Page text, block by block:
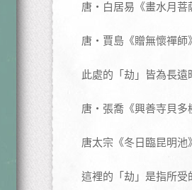
唐‧白居易《畫水月菩
唐‧賈島《贈無懷禪師
此處的「劫」皆為長遠
唐‧張喬《興善寺貝多
唐太宗《冬日臨昆明
這裡的「劫」是指所